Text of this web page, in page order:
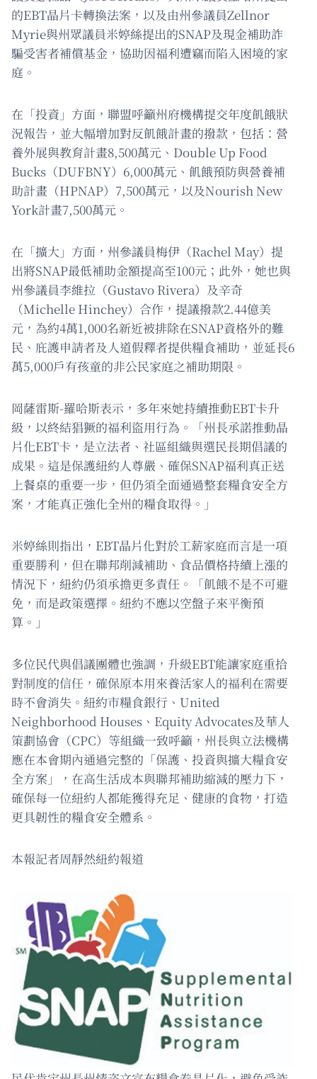
的EBT晶片卡轉換法案，以及由州參議員Zellnor
Myrie與州眾議員米婷絲提出的SNAP及現金補助詐
騙受害者補償基金，協助因福利遭竊而陷入困境的家
庭。
在「投資」方面，聯盟呼籲州府機構提交年度飢餓狀
況報告，並大幅增加對反飢餓計畫的撥款，包括：營
養外展與教育計畫8,500萬元、Double Up Food
Bucks（DUFBNY）6,000萬元、飢餓預防與營養補
助計畫（HPNAP）7,500萬元，以及Nourish New
York計畫7,500萬元。
在「擴大」方面，州參議員梅伊（Rachel May）提
出將SNAP最低補助金額提高至100元；此外，她也與
州參議員李維拉（Gustavo Rivera）及辛奇
（Michelle Hinchey）合作，提議撥款2.44億美
元，為約4萬1,000名新近被排除在SNAP資格外的難
民、庇護申請者及人道假釋者提供糧食補助，並延長6
萬5,000戶有孩童的非公民家庭之補助期限。
岡薩雷斯-羅哈斯表示，多年來她持續推動EBT卡升
級，以終結猖獗的福利盜用行為。「州長承諾推動晶
片化EBT卡，是立法者、社區組織與選民長期倡議的
成果。這是保護紐約人尊嚴、確保SNAP福利真正送
上餐桌的重要一步，但仍須全面通過整套糧食安全方
案，才能真正強化全州的糧食取得。」
米婷絲則指出，EBT晶片化對於工薪家庭而言是一項
重要勝利，但在聯邦削減補助、食品價格持續上漲的
情況下，紐約仍須承擔更多責任。「飢餓不是不可避
免，而是政策選擇。紐約不應以空盤子來平衡預
算。」
多位民代與倡議團體也強調，升級EBT能讓家庭重拾
對制度的信任，確保原本用來養活家人的福利在需要
時不會消失。紐約市糧食銀行、United
Neighborhood Houses、Equity Advocates及華人
策劃協會（CPC）等組織一致呼籲，州長與立法機構
應在本會期內通過完整的「保護、投資與擴大糧食安
全方案」，在高生活成本與聯邦補助縮減的壓力下，
確保每一位紐約人都能獲得充足、健康的食物，打造
更具韌性的糧食安全體系。
本報記者周靜然紐約報道